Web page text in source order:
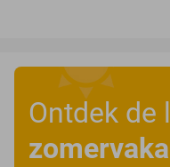
Ontdek de